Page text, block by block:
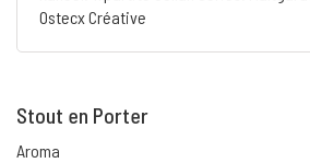
Ostecx Créative
Stout en Porter
Aroma